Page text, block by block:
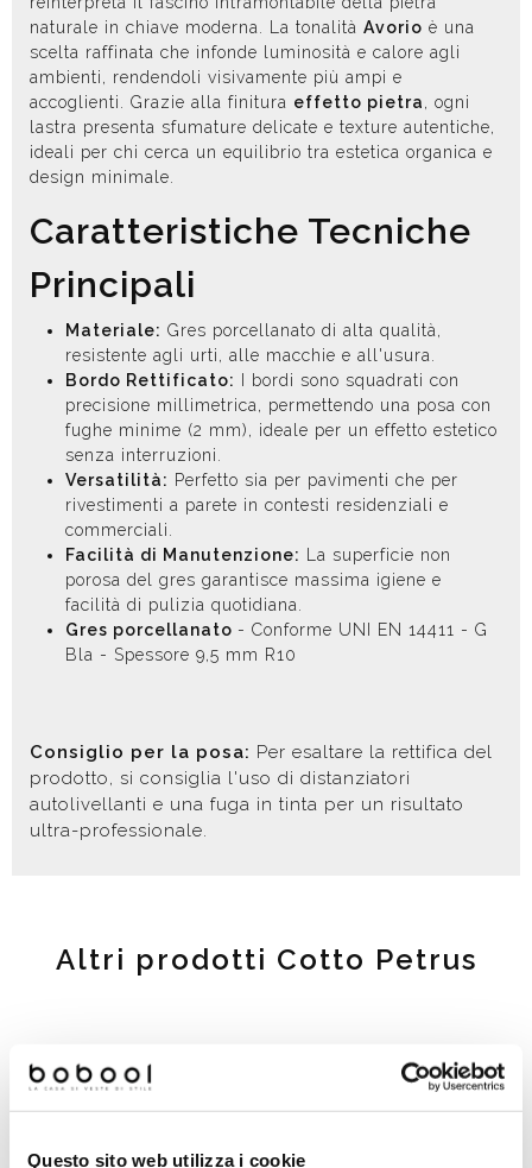
Questo sito web utilizza i cookie
naturale in chiave moderna. La tonalità Avorio è una
scelta raffinata che infonde luminosità e calore agli
ambienti, rendendoli visivamente più ampi e
accoglienti. Grazie alla finitura effetto pietra, ogni
lastra presenta sfumature delicate e texture autentiche,
ideali per chi cerca un equilibrio tra estetica organica e
design minimale.
Caratteristiche Tecniche
Principali
Materiale: Gres porcellanato di alta qualità,
resistente agli urti, alle macchie e all'usura.
Bordo Rettificato:
I bordi sono squadrati con
precisione millimetrica, permettendo una posa con
fughe minime (2 mm), ideale per un effetto estetico
senza interruzioni.
Versatilità: Perfetto sia per pavimenti che per
rivestimenti a parete in contesti residenziali e
commerciali.
Facilità di Manutenzione: La superficie non
porosa del gres garantisce massima igiene e
facilità di pulizia quotidiana.
Gres porcellanato - Conforme UNI EN 14411 - G
Bla - Spessore 9,5 mm R10
Consiglio per la posa: Per esaltare la rettifica del
prodotto, si consiglia l'uso di distanziatori
autolivellanti e una fuga in tinta per un risultato
ultra-professionale.
Altri prodotti Cotto Petrus